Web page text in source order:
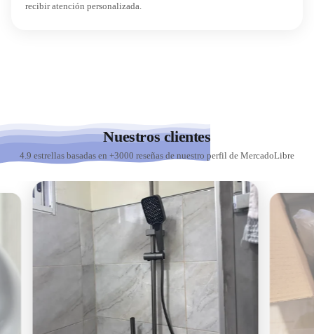
recibir atención personalizada.
Nuestros clientes
4.9 estrellas basadas en +3000 reseñas de nuestro perfil de MercadoLibre